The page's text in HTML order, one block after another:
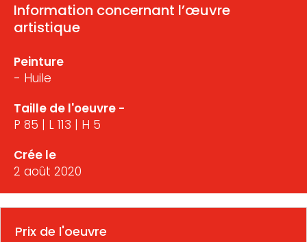
Information concernant l’œuvre
artistique
Peinture
- Huile
Taille de l'oeuvre -
P 85 | L 113 | H 5
Crée le
2 août 2020
Prix de l'oeuvre